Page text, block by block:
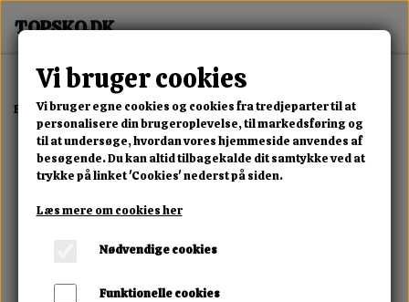
Forside Erotisk Kollektion Dvd Die Piss Schlampen Arena Extrem
Vi bruger cookies
Vi bruger egne cookies og cookies fra tredjeparter til at
personalisere din brugeroplevelse, til markedsføring og
til at undersøge, hvordan vores hjemmeside anvendes af
besøgende. Du kan altid tilbagekalde dit samtykke ved at
trykke på linket 'Cookies' nederst på siden.
Læs mere om cookies her
Nødvendige cookies
Funktionelle cookies